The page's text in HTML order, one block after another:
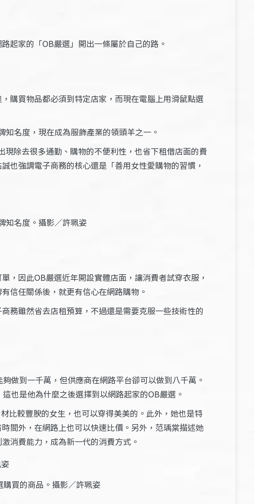
起家的「OB嚴選」開出一條屬於自己的路。
購買物品都必須到特定店家，而現在電腦上用滑鼠點選
名度，現在成為服飾產業的領頭羊之一。
除去很多通勤、購物的不便利性，也省下租借店面的費
也強調電子商務的核心還是「善用女性愛購物的習慣，
知名度。攝影／許珮姿
，因此OB嚴選近年開設實體店面，讓消費者試穿衣服，
信任關係後，就更有信心在網路購物。
務雖然省去店租預算，不過還是需要克服一些技術性的
做到一千萬，但供應商在網路平台卻可以做到八千萬。
也是他為什麼之後選擇到以網路起家的OB嚴選。
比較豐腴的女生，也可以穿得美美的。此外，她也是特
間外，在網路上也可以快速比價。另外，范瑀棠描述她
消費能力，成為新一代的消費方式。
買的商品。攝影／許珮姿